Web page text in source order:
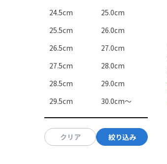
24.5cm
25.0cm
25.5cm
26.0cm
26.5cm
27.0cm
27.5cm
28.0cm
28.5cm
29.0cm
29.5cm
30.0cm～
クリア 絞り込み